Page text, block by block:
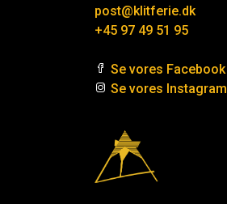
post@klitferie.dk
+45 97 49 51 95
Se vores Facebook
Se vores Instagram